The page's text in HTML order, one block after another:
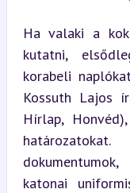
Ha valaki a
kutatni,
korabeli
Kossuth Lajos
Hírlap,
katonai